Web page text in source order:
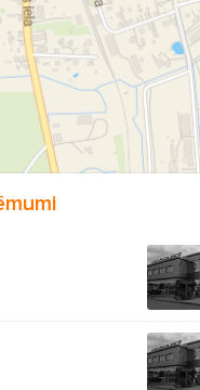
laistīšanas šļūtenes
rati strūklakas dīķu
ūdenskritumi